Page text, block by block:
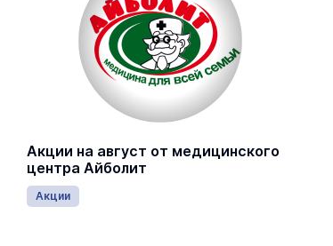
Акции на август от медицинского
центра Айболит
Акции